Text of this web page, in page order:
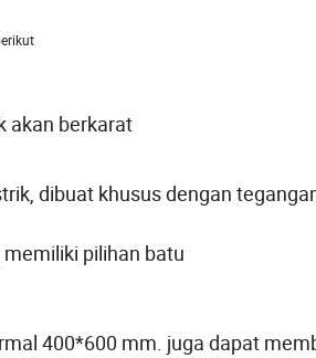
akan berkarat
dibuat khusus dengan
pilihan batu
400*600 mm. juga dapat